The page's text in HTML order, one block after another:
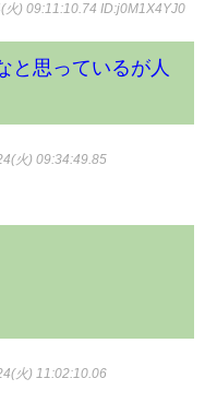
火) 09:11:10.74 ID:j0M1X4YJ0
と思っているが人
火) 09:34:49.85
火) 11:02:10.06